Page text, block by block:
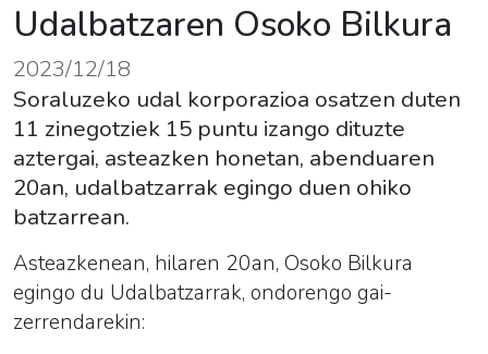
Udalbatzaren Osoko Bilkura
2023/12/18
Soraluzeko udal korporazioa osatzen duten
11 zinegotziek 15 puntu izango dituzte
aztergai, asteazken honetan, abenduaren
20an, udalbatzarrak egingo duen ohiko
batzarrean.
Asteazkenean, hilaren 20an, Osoko Bilkura
egingo du Udalbatzarrak, ondorengo gai-
zerrendarekin: